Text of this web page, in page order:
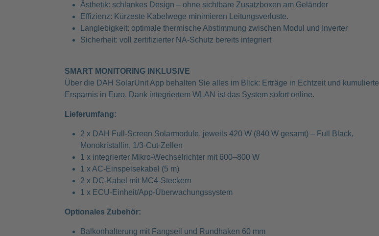
Ästhetik: schlankes Design – ohne sichtbare Zusatzboxen am Geländer
Effizienz: Kürzeste Kabelwege minimieren Leitungsverluste.
Langlebigkeit: optimale thermische Abstimmung zwischen Modul und Inverter
Sicherheit: voll zertifizierter NA-Schutz bereits integriert
SMART MONITORING INKLUSIVE
Über die DAH SolarUnit App behalten Sie alles im Blick: Erträge in Echtzeit und kumulierte
Ersparnis in Euro. Dank integriertem WLAN ist das System sofort online.
Lieferumfang:
2 x DAH Full-Screen Solarmodule, jeweils 420 W (840 W gesamt) – Full Black,
Monokristallin, 1/3-Cut-Zellen
1 x integrierter Mikro-Wechselrichter mit 600–800 W
1 x AC-Einspeisekabel (5 m)
2 x DC-Kabel mit MC4-Steckern
1 x ECU-Einheit/App-Überwachungssystem
Optionales Zubehör:
Balkonhalterung mit Fangseil und Rundhaken 60 mm